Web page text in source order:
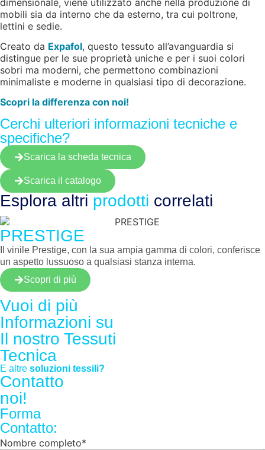
mobili sia da interno che da esterno, tra cui poltrone,
lettini e sedie.
Creato da Expafol, questo tessuto all’avanguardia si
distingue per le sue proprietà uniche e per i suoi colori
sobri ma moderni, che permettono combinazioni
minimaliste e moderne in qualsiasi tipo di decorazione.
Scopri la differenza con noi!
Cerchi ulteriori informazioni tecniche e
specifiche?
Scarica la scheda tecnica
Scarica il catalogo
Esplora altri prodotti correlati
PRESTIGE
Il vinile Prestige, con la sua ampia gamma di colori, conferisce
un aspetto lussuoso a qualsiasi stanza interna.
Scopri di più
Vuoi di più
Informazioni su
Il nostro Tessuti
Tecnica
E altre soluzioni tessili?
Contatto
noi!
Forma
Contatto:
Nombre completo*